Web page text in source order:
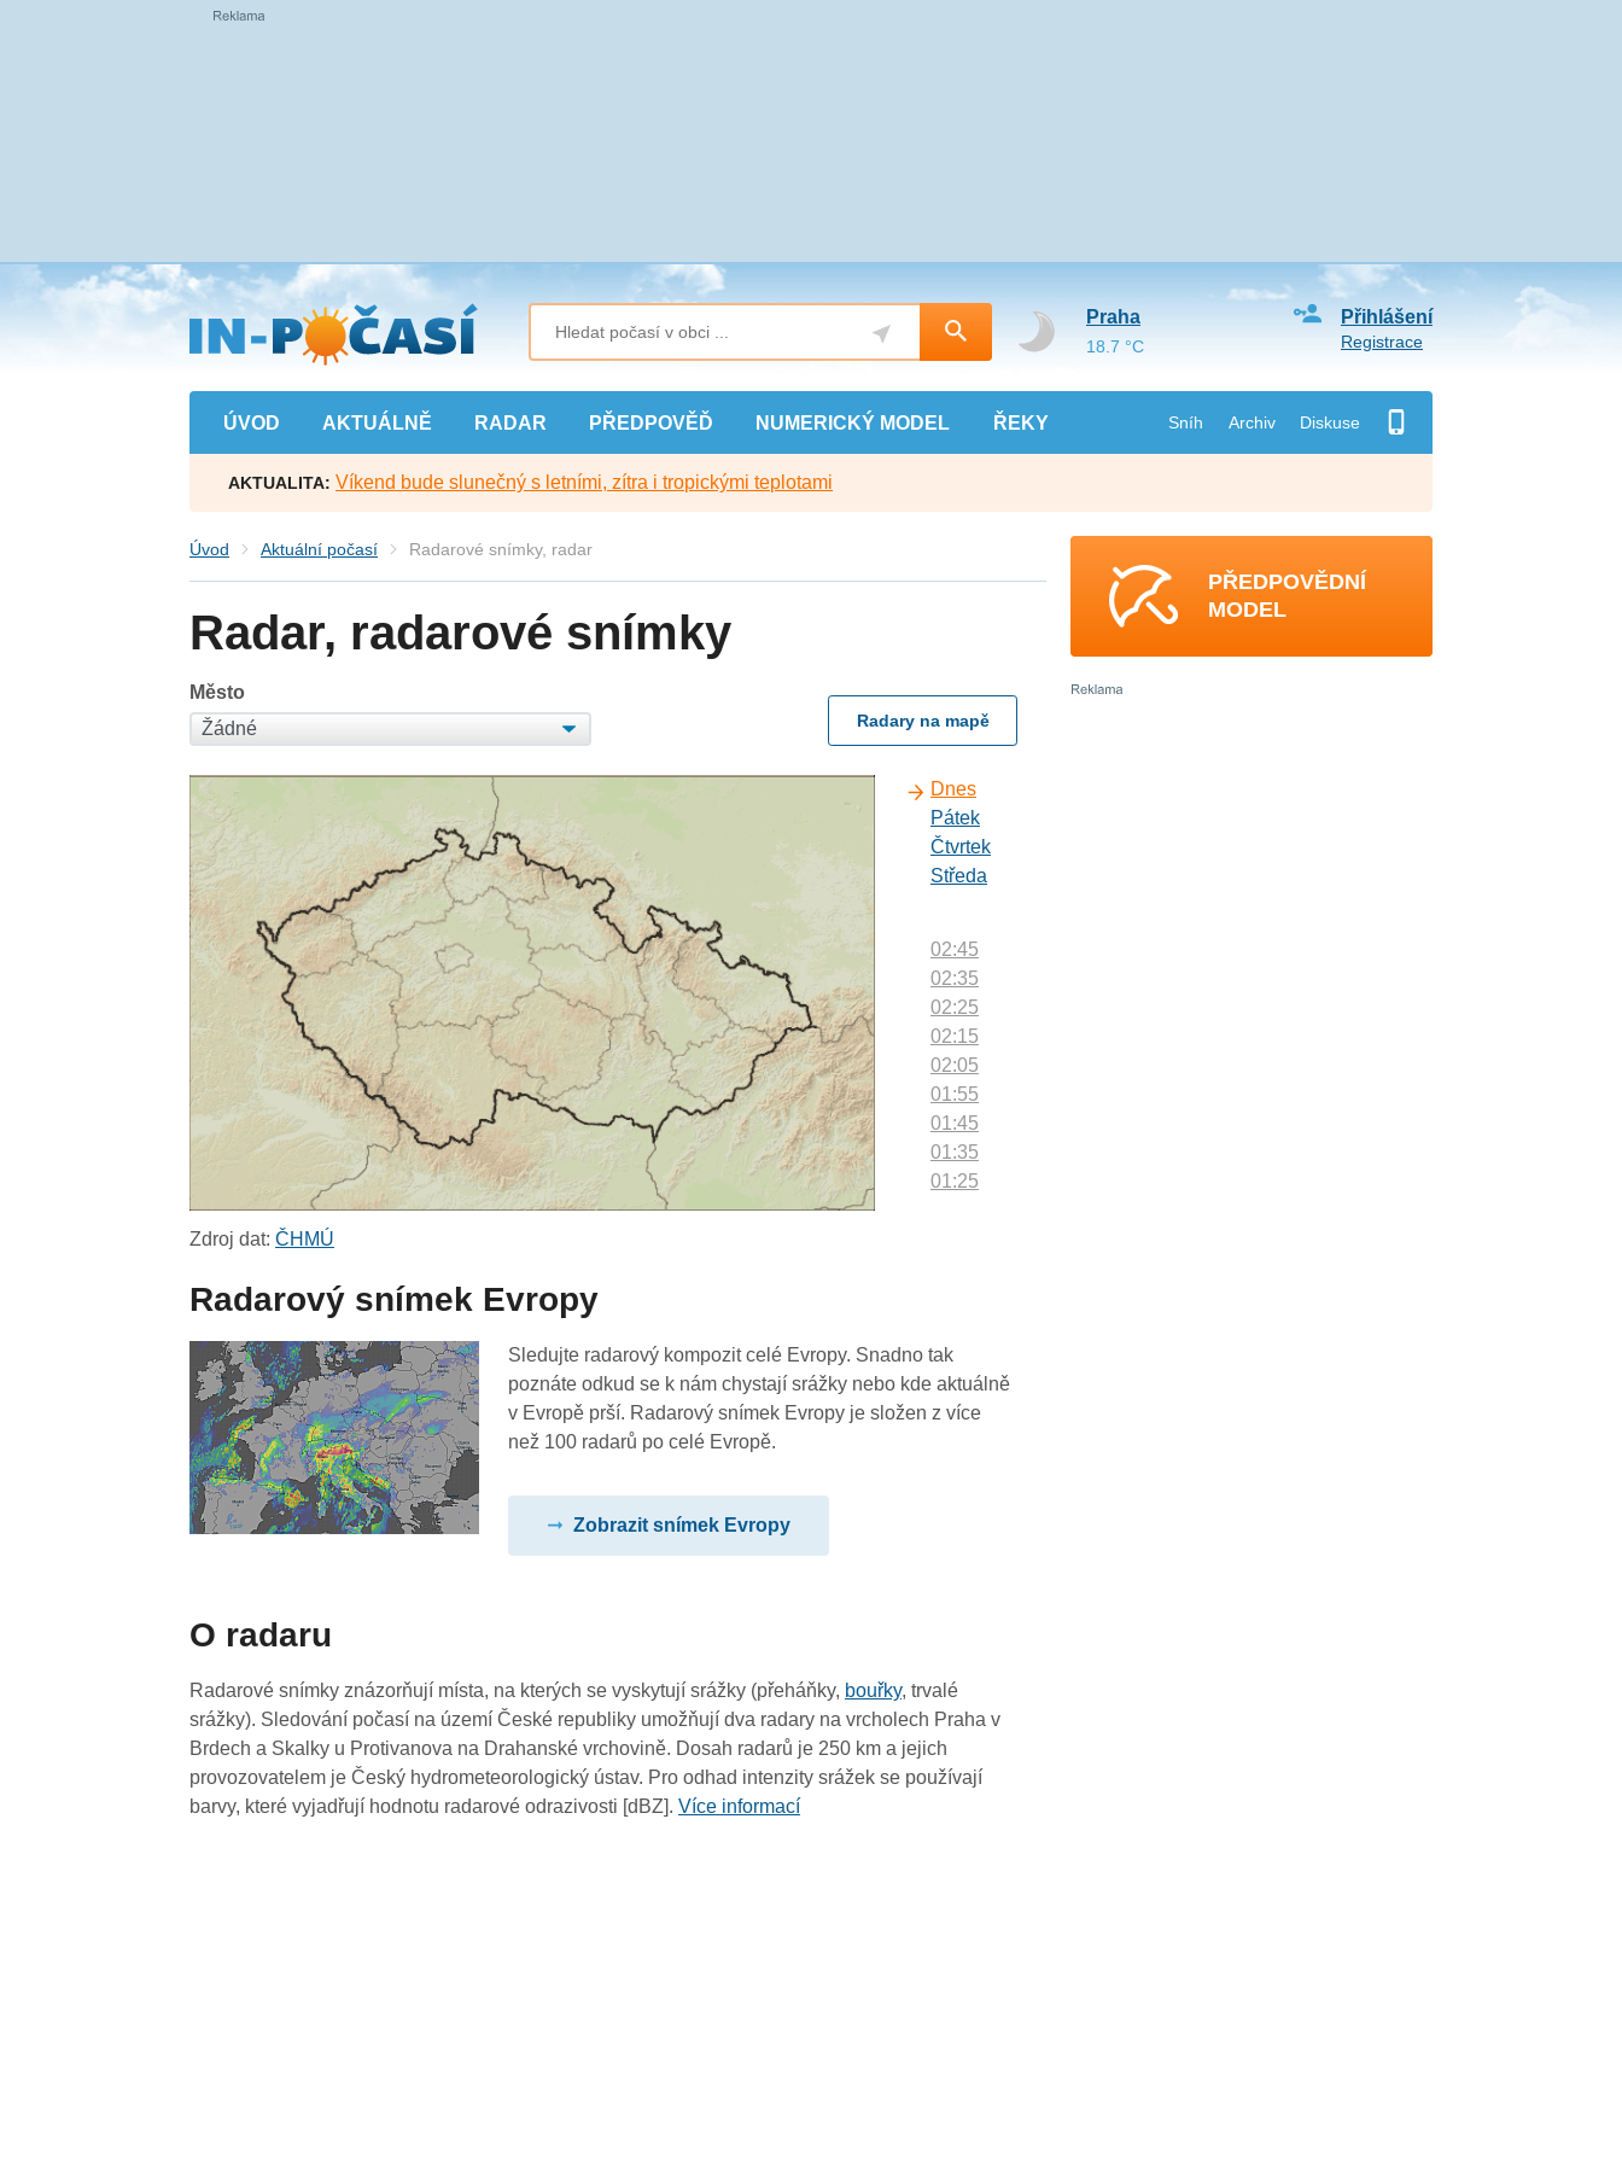
Přejít
na
hlavní
obsah
ÚVOD AKTUÁLNĚ RADAR PŘEDPOVĚĎ NUMERICKÝ MODEL ŘEKY Sníh Archiv Diskuse
Přihlášení
Registrace
Praha
18.7 °C
AKTUALITA: Víkend bude slunečný s letními, zítra i tropickými teplotami
Úvod Aktuální počasí Radarové snímky, radar
Radar, radarové snímky
Město
Radary na mapě
Dnes
Pátek
Čtvrtek
Středa
02:45
02:35
02:25
02:15
02:05
01:55
01:45
01:35
01:25
00:25
00:15
00:05
Zdroj dat:ČHMÚ
Radarový snímek Evropy
Sledujte radarový kompozit celé Evropy. Snadno tak
poznáte odkud se k nám chystají srážky nebo kde aktuálně
v Evropě prší. Radarový snímek Evropy je složen z více
než 100 radarů po celé Evropě.
Zobrazit snímek Evropy
O radaru
Radarové snímky znázorňují místa, na kterých se vyskytují srážky (přeháňky, bouřky, trvalé
srážky). Sledování počasí na území České republiky umožňují dva radary na vrcholech Praha v
Brdech a Skalky u Protivanova na Drahanské vrchovině. Dosah radarů je 250 km a jejich
provozovatelem je Český hydrometeorologický ústav. Pro odhad intenzity srážek se používají
barvy, které vyjadřují hodnotu radarové odrazivosti [dBZ].Více informací
PŘEDPOVĚDNÍ
MODEL